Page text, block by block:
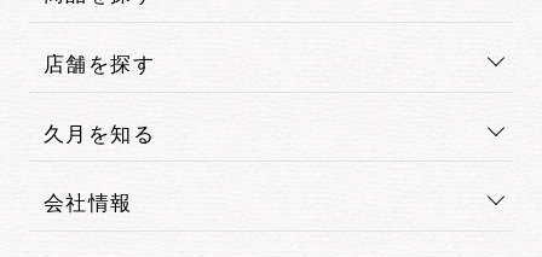
店舗を探す
久月を知る
会社情報